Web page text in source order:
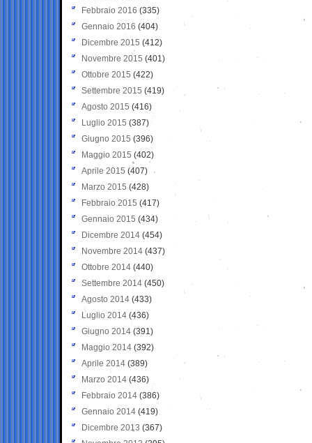
Febbraio 2016 (335)
Gennaio 2016 (404)
Dicembre 2015 (412)
Novembre 2015 (401)
Ottobre 2015 (422)
Settembre 2015 (419)
Agosto 2015 (416)
Luglio 2015 (387)
Giugno 2015 (396)
Maggio 2015 (402)
Aprile 2015 (407)
Marzo 2015 (428)
Febbraio 2015 (417)
Gennaio 2015 (434)
Dicembre 2014 (454)
Novembre 2014 (437)
Ottobre 2014 (440)
Settembre 2014 (450)
Agosto 2014 (433)
Luglio 2014 (436)
Giugno 2014 (391)
Maggio 2014 (392)
Aprile 2014 (389)
Marzo 2014 (436)
Febbraio 2014 (386)
Gennaio 2014 (419)
Dicembre 2013 (367)